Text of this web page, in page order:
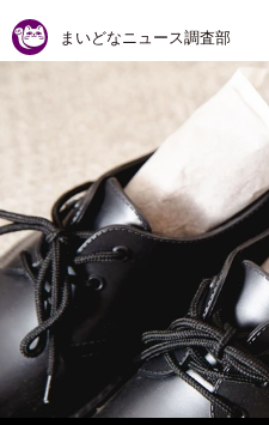
まいどなニュース調査部